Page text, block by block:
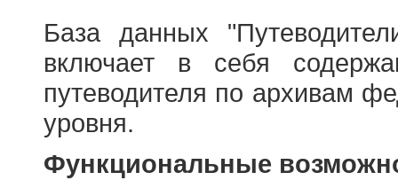
База данных
включает в себя
путеводителя по архивам
уровня.
Функциональные